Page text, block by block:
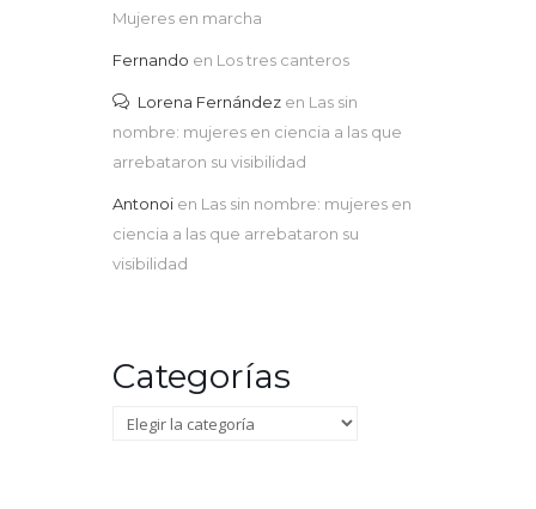
Mujeres en marcha
Fernando en Los tres canteros
Lorena Fernández en Las sin
nombre: mujeres en ciencia a las que
arrebataron su visibilidad
Antonoi en Las sin nombre: mujeres en
ciencia a las que arrebataron su
visibilidad
Categorías
Categorías